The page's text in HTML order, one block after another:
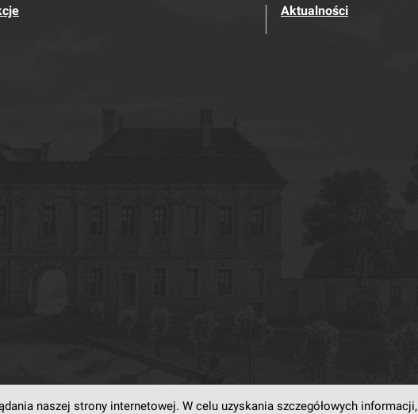
Aktualności
naszej strony internetowej. W celu uzyskania szczegółowych informacji,